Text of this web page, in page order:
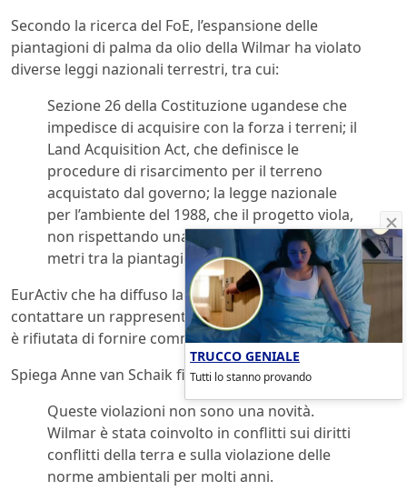
Secondo la ricerca del FoE, l’espansione delle
piantagioni di palma da olio della Wilmar ha violato
diverse leggi nazionali terrestri, tra cui:
Sezione 26 della Costituzione ugandese che
impedisce di acquisire con la forza i terreni; il
Land Acquisition Act, che definisce le
procedure di risarcimento per il terreno
acquistato dal governo; la legge nazionale
per l’ambiente del 1988, che il progetto viola,
non rispettando una zona cuscinetto di 200
metri tra la piantagione e il lago Vittoria.
EurActiv che ha diffuso la notizia ha provato a
contattare un rappresentante della Wilmar che però si
è rifiutata di fornire commenti o spiegazioni.
Spiega Anne van Schaik finance campaigner per FoE:
Queste violazioni non sono una novità.
Wilmar è stata coinvolto in conflitti sui diritti
conflitti della terra e sulla violazione delle
norme ambientali per molti anni.
TRUCCO GENIALE
Tutti lo stanno provando